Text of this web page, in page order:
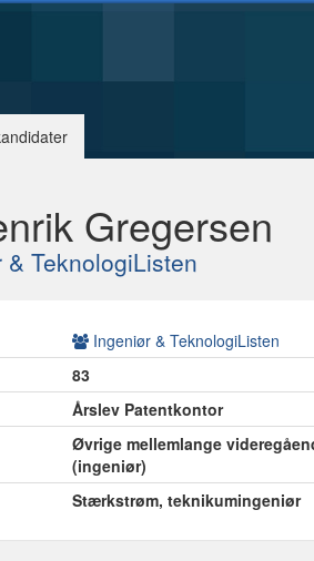
Gregersen
& TeknologiListen
Ingeniør & TeknologiListen
83
Årslev Patentkontor
Øvrige mellemlange
(ingeniør)
Stærkstrøm, teknikumingeniør